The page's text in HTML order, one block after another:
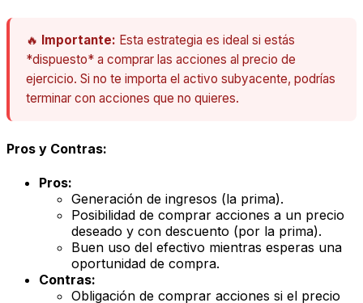
🔥 Importante: Esta estrategia es ideal si estás
*dispuesto* a comprar las acciones al precio de
ejercicio. Si no te importa el activo subyacente, podrías
terminar con acciones que no quieres.
Pros y Contras:
Pros:
Generación de ingresos (la prima).
Posibilidad de comprar acciones a un precio
deseado y con descuento (por la prima).
Buen uso del efectivo mientras esperas una
oportunidad de compra.
Contras:
Obligación de comprar acciones si el precio